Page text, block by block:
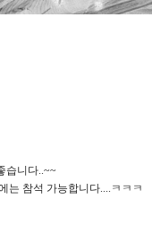
습니다..~~
는 참석 가능합니다....ㅋㅋㅋ